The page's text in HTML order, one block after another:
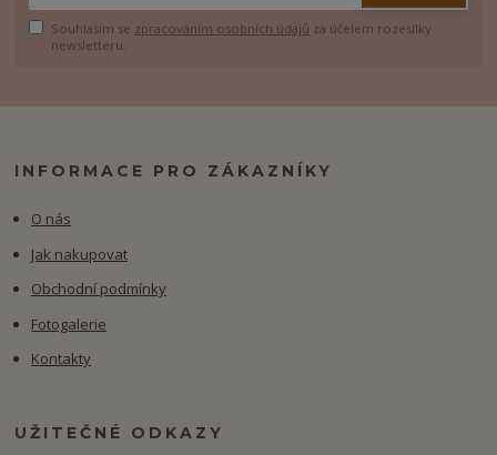
Souhlasím se zpracováním osobních údajů za účelem rozesílky
newsletteru.
INFORMACE PRO ZÁKAZNÍKY
O nás
Jak nakupovat
Obchodní podmínky
Fotogalerie
Kontakty
UŽITEČNÉ ODKAZY